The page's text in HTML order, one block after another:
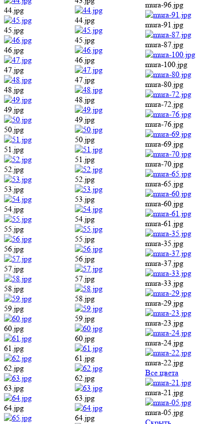
44.jpg
45.jpg
46.jpg
47.jpg
48.jpg
49.jpg
50.jpg
51.jpg
52.jpg
53.jpg
54.jpg
55.jpg
56.jpg
57.jpg
58.jpg
59.jpg
60.jpg
61.jpg
62.jpg
63.jpg
64.jpg
44.jpg
45.jpg
46.jpg
47.jpg
48.jpg
49.jpg
50.jpg
51.jpg
52.jpg
53.jpg
54.jpg
55.jpg
56.jpg
57.jpg
58.jpg
59.jpg
60.jpg
61.jpg
62.jpg
63.jpg
64.jpg
mura-96.jpg
mura-91.jpg
mura-87.jpg
mura-100.jpg
mura-80.jpg
mura-72.jpg
mura-76.jpg
mura-69.jpg
mura-70.jpg
mura-65.jpg
mura-60.jpg
mura-61.jpg
mura-35.jpg
mura-37.jpg
mura-33.jpg
mura-29.jpg
mura-23.jpg
mura-24.jpg
mura-22.jpg
Все цвета
mura-21.jpg
mura-05.jpg
Cкрыть